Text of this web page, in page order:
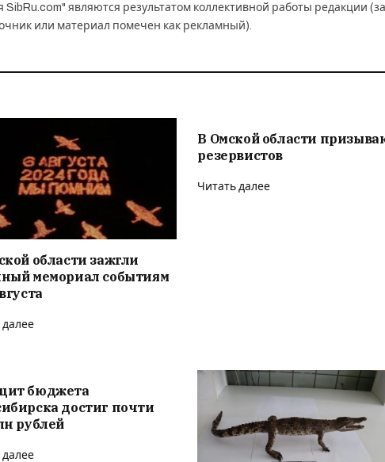
являются результатом коллективной работы редакции (за
или материал помечен как рекламный).
области зажгли
мемориал событиям
далее
В Омской области
резервистов
Читать далее
бюджета
достиг почти
рублей
далее